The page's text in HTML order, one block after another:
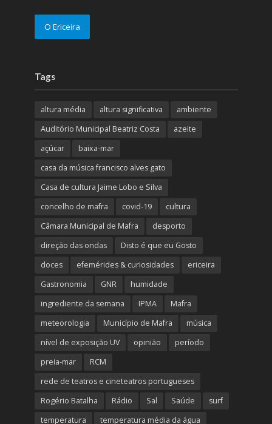
O Ericeira
Tags
altura média altura significativa
ambiente
Auditório Municipal Beatriz Costa
azeite
açúcar
baixa-mar
casa da música francisco alves gato
Casa de cultura Jaime Lobo e Silva
concelho de mafra
covid-19
cultura
Câmara Municipal de Mafra
desporto
direção das ondas
Disto é que eu Gosto
doces
efemérides & curiosidades
ericeira
Gastronomia
GNR
humidade
ingrediente da semana
IPMA
Mafra
meteorologia
Município de Mafra
música
nível de exposição UV
opinião
período
preia-mar
RCM
rede de teatros e cineteatros portugueses
Rogério Batalha
Rádio Sal Saúde
surf
temperatura
temperatura média da água